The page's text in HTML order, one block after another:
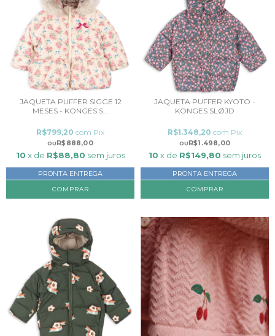
JAQUETA PUFFER SIGGE 12
MESES - KONGES S...
R$888,00
R$799,20 com Pix
10 x de R$88,80 sem juros
PRONTA ENTREGA
COMPRAR
JAQUETA PUFFER KYOTO -
KONGES SLØJD
R$1.498,00
R$1.348,20 com Pix
10 x de R$149,80 sem juros
PRONTA ENTREGA
COMPRAR